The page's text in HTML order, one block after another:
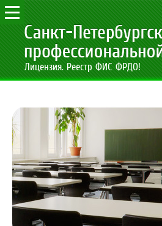
Лицензия. Реестр ФИС ФРДО!